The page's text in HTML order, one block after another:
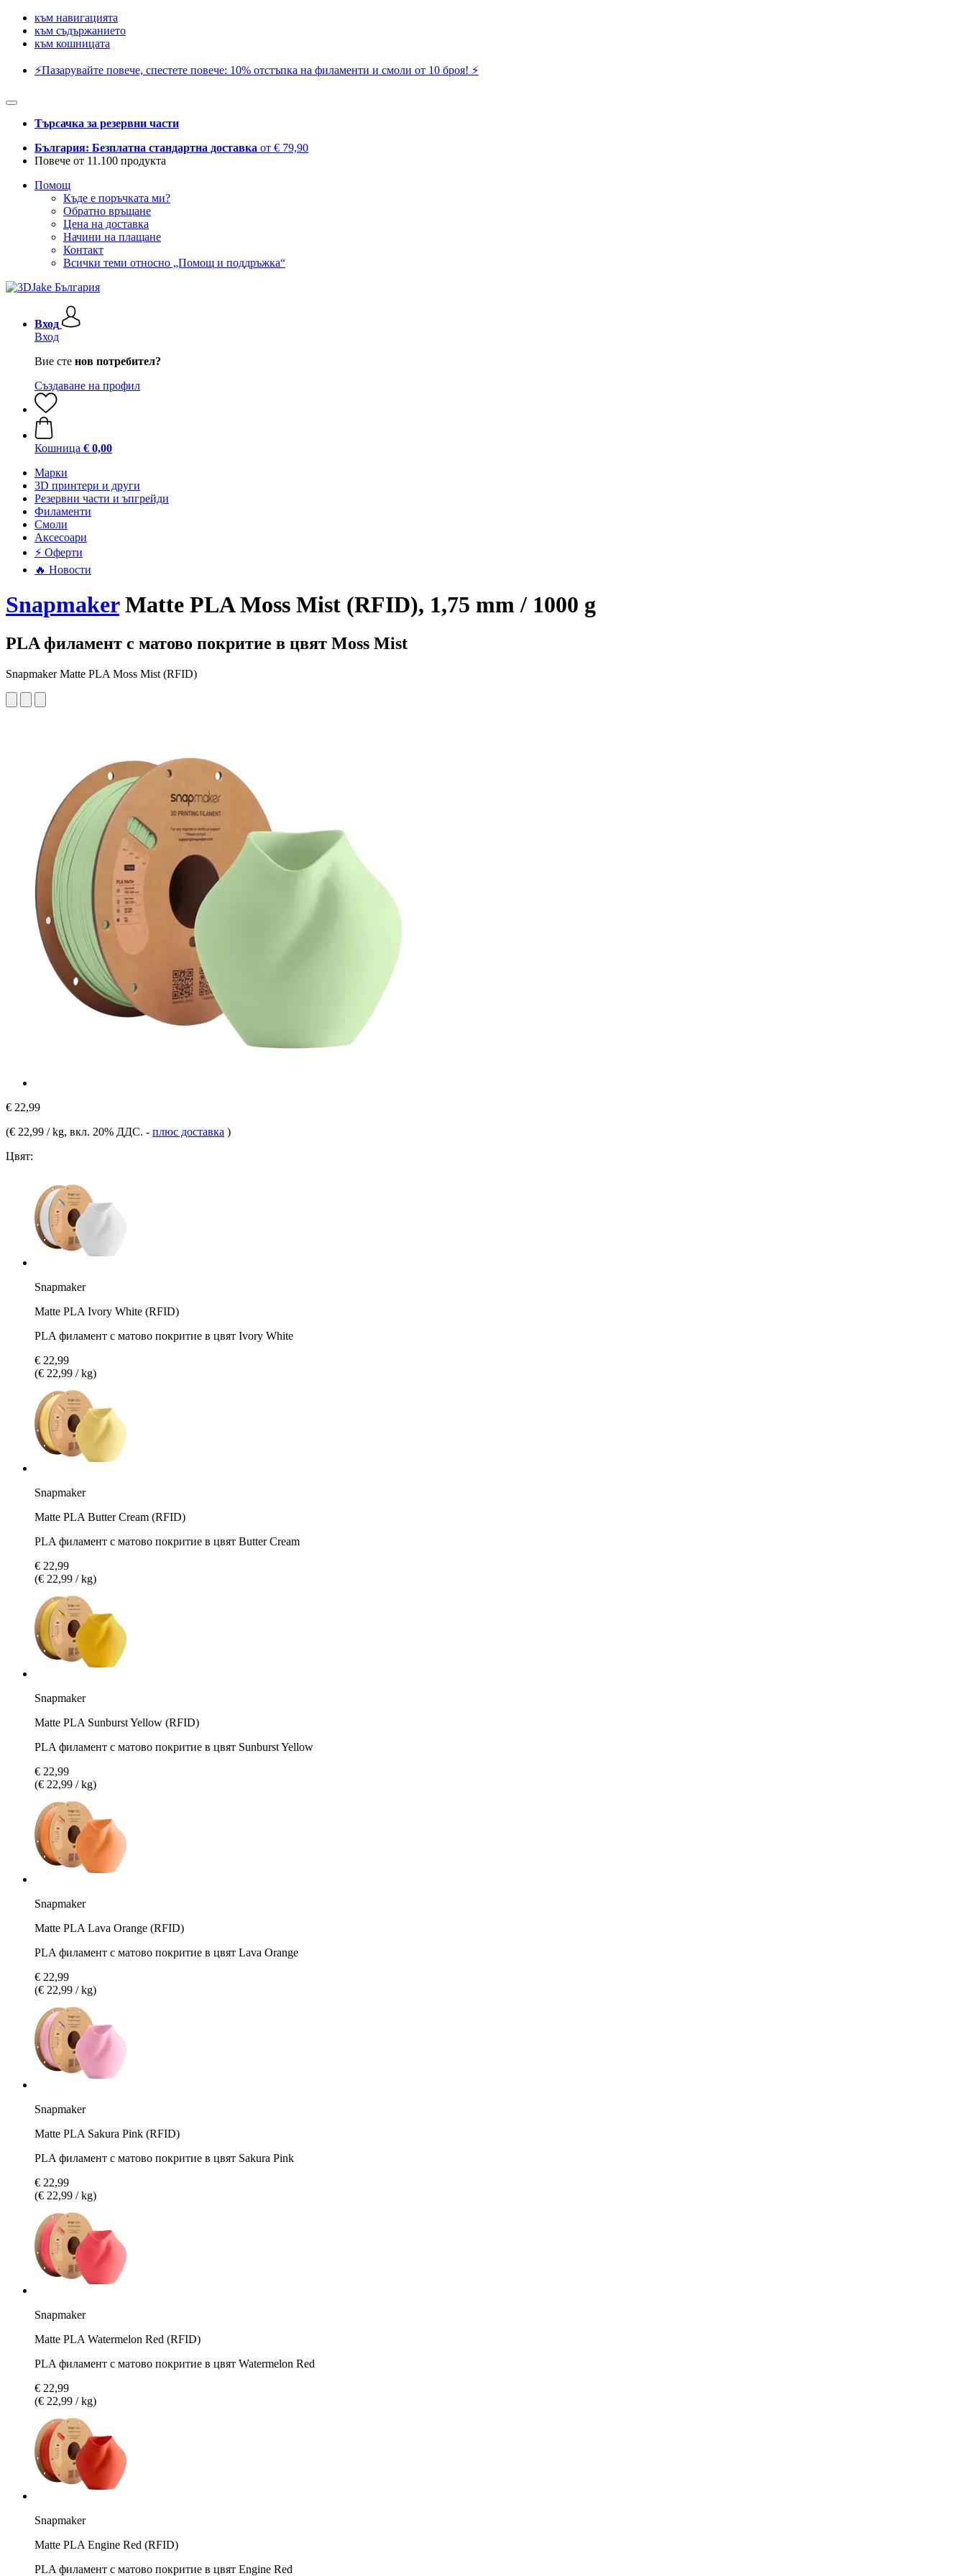
към навигацията
към съдържанието
към кошницата
⚡️Пазарувайте повече, спестете повече: 10% отстъпка на филаменти и смоли от 10 броя! ⚡️
Търсачка за резервни части
България: Безплатна стандартна доставка от € 79,90
Повече от 11.100 продукта
Помощ
Къде е поръчката ми?
Обратно връщане
Цена на доставка
Начини на плащане
Контакт
Всички теми относно „Помощ и поддръжка“
Вход
Вход
Вие сте нов потребител?
Създаване на профил
Кошница € 0,00
Mарки
3D принтери и други
Резервни части и ъпгрейди
Филаменти
Смоли
Аксесоари
⚡ Оферти
🔥 Новости
SnapmakerMatte PLA Moss Mist (RFID), 1,75 mm / 1000 g
PLA филамент с матово покритие в цвят Moss Mist
Snapmaker Matte PLA Moss Mist (RFID)
€ 22,99
(€ 22,99 / kg, вкл. 20% ДДС. - плюс доставка )
Цвят:
Snapmaker
Matte PLA Ivory White (RFID)
PLA филамент с матово покритие в цвят Ivory White
€ 22,99
(€ 22,99 / kg)
Snapmaker
Matte PLA Butter Cream (RFID)
PLA филамент с матово покритие в цвят Butter Cream
€ 22,99
(€ 22,99 / kg)
Snapmaker
Matte PLA Sunburst Yellow (RFID)
PLA филамент с матово покритие в цвят Sunburst Yellow
€ 22,99
(€ 22,99 / kg)
Snapmaker
Matte PLA Lava Orange (RFID)
PLA филамент с матово покритие в цвят Lava Orange
€ 22,99
(€ 22,99 / kg)
Snapmaker
Matte PLA Sakura Pink (RFID)
PLA филамент с матово покритие в цвят Sakura Pink
€ 22,99
(€ 22,99 / kg)
Snapmaker
Matte PLA Watermelon Red (RFID)
PLA филамент с матово покритие в цвят Watermelon Red
€ 22,99
(€ 22,99 / kg)
Snapmaker
Matte PLA Engine Red (RFID)
PLA филамент с матово покритие в цвят Engine Red